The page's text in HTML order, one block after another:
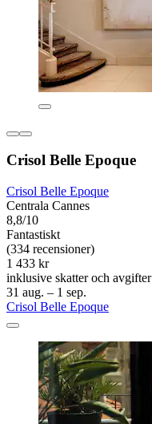
Crisol Belle Epoque
Crisol Belle Epoque
Centrala Cannes
8,8/10
Fantastiskt
(334 recensioner)
1 433 kr
inklusive skatter och avgifter
31 aug. – 1 sep.
Crisol Belle Epoque